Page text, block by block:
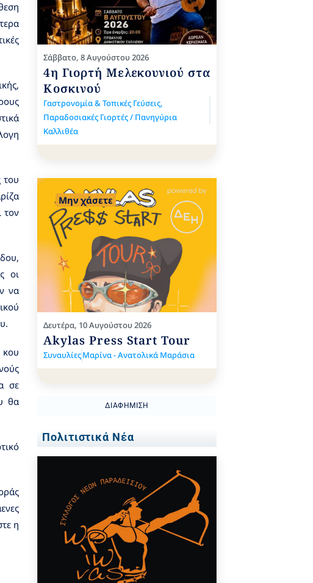
του
τον
οι
να
σε
θα
η
Σάββατο, 8 Αυγούστου 2026
4η Γιορτή Μελεκουνιού στα
Κοσκινού
Γαστρονομία & Τοπικές Γεύσεις,
Παραδοσιακές Γιορτές / Πανηγύρια
Καλλιθέα
Μην χάσετε
Δευτέρα, 10 Αυγούστου 2026
Akylas Press Start Tour
ΣυναυλίεςΜαρίνα - Ανατολικά Μαράσια
ΔΙΑΦΉΜΙΣΗ
Πολιτιστικά Νέα